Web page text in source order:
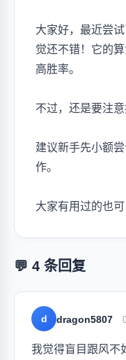
大家好，最近尝
觉还不错！它的
高胜率。
不过，还是要注
建议新手先小额
作。
大家有用过的也
💬 4 条回复
d dragon5807
我觉得盲目跟风不